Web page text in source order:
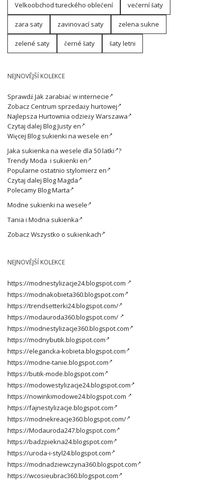
Velkoobchod tureckého oblečení večerní šaty
zara saty zavinovací saty zelena sukne
zelené saty černé šaty šaty letni
NEJNOVĚJŠÍ KOLEKCE
SprawdźJak zarabiać w internecie
Zobacz Centrum sprzedaży hurtowej
Najlepsza Hurtownia odzieży Warszawa
Czytaj dalej Blog Justy en
Więcej Blog sukienki na wesele en
Jaka sukienka na wesele dla 50 latki ?
TrendyModa i sukienki en
Popularne ostatnio stylomierz en
Czytaj dalej Blog Magda
PolecamyBlog Marta
Modne sukienki na wesele
Tania i Modna sukienka
Zobacz Wszystko o sukienkach
NEJNOVĚJŠÍ KOLEKCE
https://modnestylizacje24.blogspot.com
https://modnakobieta360.blogspot.com
https://trendsetterki24.blogspot.com/
https://modauroda360.blogspot.com/
https://modnestylizacje360.blogspot.com
https://modnybutik.blogspot.com
https://elegancka-kobieta.blogspot.com
https://modne-tanie.blogspot.com
https://butik-mode.blogspot.com
https://modowestylizacje24.blogspot.com
https://nowinkimodowe24.blogspot.com
https://fajnestylizacje.blogspot.com
https://modnekreacje360.blogspot.com/
https://Modauroda247.blogspot.com
https://badzpiekna24.blogspot.com
https://uroda-i-styl24.blogspot.com
https://modnadziewczyna360.blogspot.com
https://wcosieubrac360.blogspot.com